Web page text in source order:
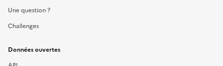
Une question ?
Challenges
Données ouvertes